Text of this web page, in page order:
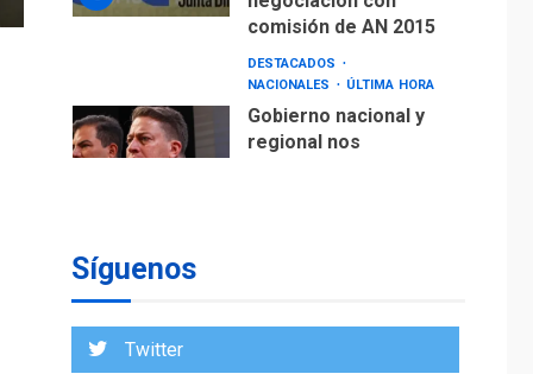
primer momento tras
terremotos del 24J
asegura Gustavo
Duque
NACIONALES
TITULARES
ÚLTIMA HORA
Síguenos
Twitter